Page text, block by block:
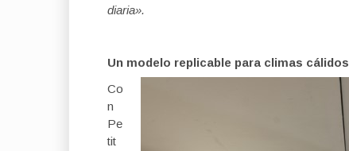
diaria».
Un modelo replicable para climas cálidos
Co
n
Pe
tit